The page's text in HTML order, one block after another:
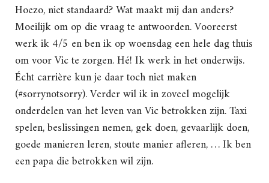
Hoezo, niet standaard? Wat maakt mij dan anders?
Moeilijk om op die vraag te antwoorden. Vooreerst
werk ik 4/5 en ben ik op woensdag een hele dag thuis
om voor Vic te zorgen. Hé! Ik werk in het onderwijs.
Écht carrière kun je daar toch niet maken
(#sorrynotsorry). Verder wil ik in zoveel mogelijk
onderdelen van het leven van Vic betrokken zijn. Taxi
spelen, beslissingen nemen, gek doen, gevaarlijk doen,
goede manieren leren, stoute manier afleren, … Ik ben
een papa die betrokken wil zijn.